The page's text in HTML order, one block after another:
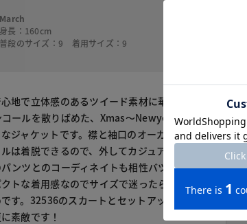
March
身長：160cm
普段のサイズ：9 着用サイズ：9
地で立体感のあるツイード素材に華やかな
コールを散りばめた、Xmas～Newyearにぴ
ジャケットです。襟と袖口のオーガンジー
は着脱できるので、外してカジュアルなデ
ンツとのコーディネイトも相性バツグン。
トな着用感なのでサイズで迷ったら上がお
す。32536のスカートとセットアップで着
素敵です！